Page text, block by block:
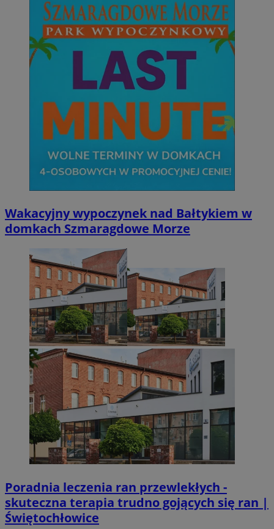
Wakacyjny wypoczynek nad Bałtykiem w
domkach Szmaragdowe Morze
Poradnia leczenia ran przewlekłych -
skuteczna terapia trudno gojących się ran |
Świętochłowice